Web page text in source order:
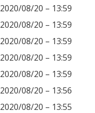
2020/08/20 – 13:59
2020/08/20 – 13:59
2020/08/20 – 13:59
2020/08/20 – 13:59
2020/08/20 – 13:59
2020/08/20 – 13:56
2020/08/20 – 13:55